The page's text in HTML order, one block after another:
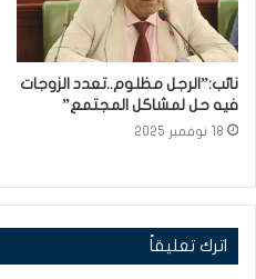
نائب:”الرجل مظلوم..تعدد الزوجات
فيه حل لمشاكل المجتمع”
18 نوفمبر 2025
اترك تعليقاً